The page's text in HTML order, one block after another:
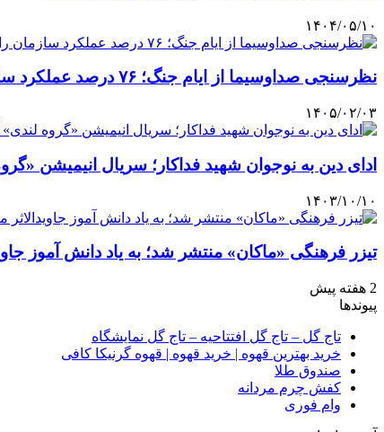
۱۴۰۴/۰۵/۱۰
نظرسنجی صداوسیما از ایام جنگ؛ ۷۶ درصد عملکرد سازمان را مناسب دانستند
۱۴۰۵/۰۲/۰۳
ادای دین به نوجوان شهید فداکار؛ سریال انیمیشن
۱۴۰۳/۱۰/۱۰
تیزر فرهنگی «ماکان» منتشر شد؛ به یاد دانش آموز
2 هفته پیش
پیوندها
تاج گل – تاج گل افتتاحیه – تاج گل نمایشگاه
خرید بهترین قهوه | خرید قهوه | قهوه گرنیکا کافی
صندوق طلا
کفش چرم مردانه
وام فوری